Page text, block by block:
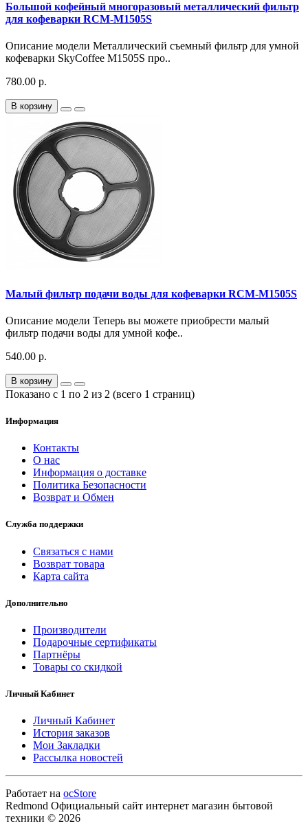
Большой кофейный многоразовый металлический фильтр
для кофеварки RCM-M1505S
Описание модели Металлический съемный фильтр для умной
кофеварки SkyCoffee M1505S про..
780.00 р.
В корзину
Малый фильтр подачи воды для кофеварки RCM-M1505S
Описание модели Теперь вы можете приобрести малый
фильтр подачи воды для умной кофе..
540.00 р.
В корзину
Показано с 1 по 2 из 2 (всего 1 страниц)
Информация
Контакты
О нас
Информация о доставке
Политика Безопасности
Возврат и Обмен
Служба поддержки
Связаться с нами
Возврат товара
Карта сайта
Дополнительно
Производители
Подарочные сертификаты
Партнёры
Товары со скидкой
Личный Кабинет
Личный Кабинет
История заказов
Мои Закладки
Рассылка новостей
Работает на ocStore
Redmond Официальный сайт интернет магазин бытовой
техники © 2026